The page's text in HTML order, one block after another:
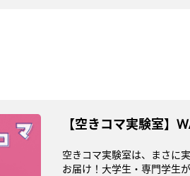
【空きコマ実験室】
空きコマ実験室は、まさに
お届け！大学生・専門学生